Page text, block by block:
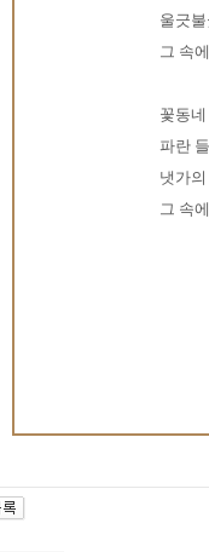
울긋
그 속
꽃동
파란
냇가
그 속